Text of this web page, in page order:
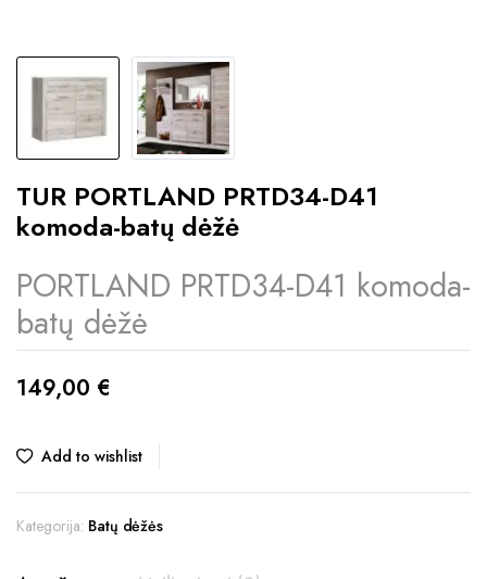
TUR PORTLAND PRTD34-D41
komoda-batų dėžė
PORTLAND PRTD34-D41 komoda-
batų dėžė
149,00 €
Add to wishlist
Kategorija: Batų dėžės